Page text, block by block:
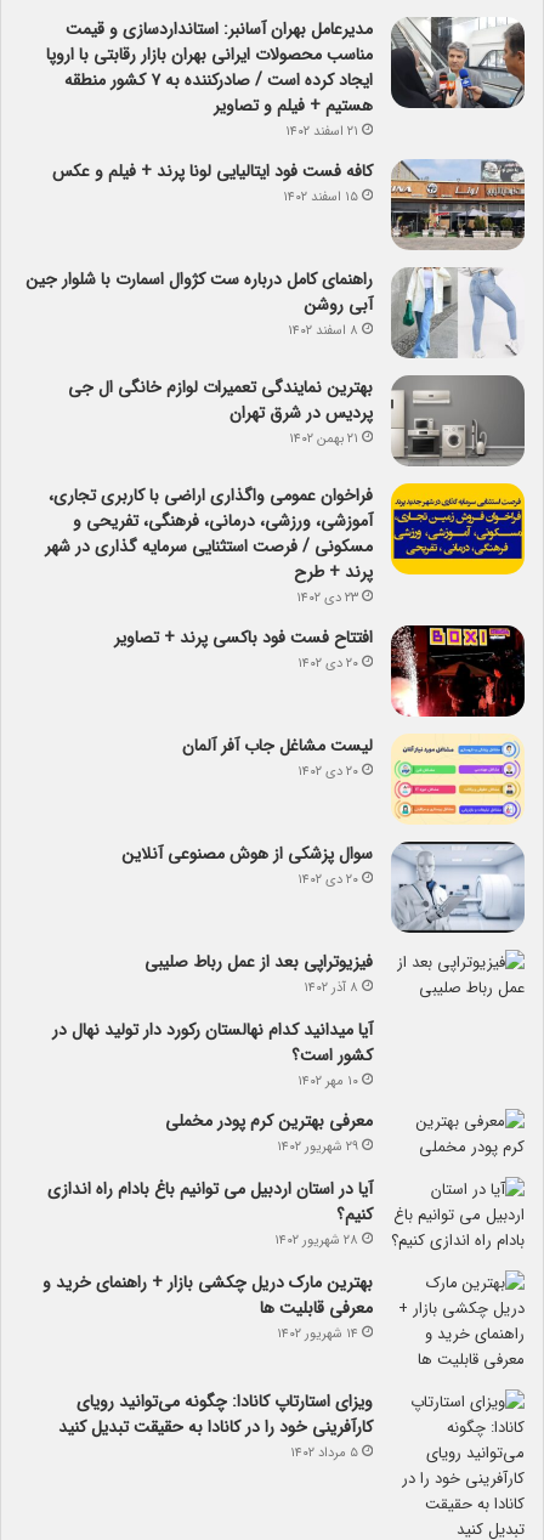
مدیرعامل بهران آسانبر: استانداردسازی و قیمت
مناسب محصولات ایرانی بهران بازار رقابتی با اروپا
ایجاد کرده است / صادرکننده به ۷ کشور منطقه
هستیم + فیلم و تصاویر
۲۱ اسفند ۱۴۰۲
کافه فست فود ایتالیایی لونا پرند + فیلم و عکس
۱۵ اسفند ۱۴۰۲
راهنمای کامل درباره ست کژوال اسمارت با شلوار جین
آبی روشن
۸ اسفند ۱۴۰۲
بهترین نمایندگی تعمیرات لوازم خانگی ال جی
پردیس در شرق تهران
۲۱ بهمن ۱۴۰۲
فراخوان عمومی واگذاری اراضی با کاربری تجاری،
آموزشی، ورزشی، درمانی، فرهنگی، تفریحی و
مسکونی / فرصت استثنایی سرمایه گذاری در شهر
پرند + طرح
۲۳ دی ۱۴۰۲
افتتاح فست فود باکسی پرند + تصاویر
۲۰ دی ۱۴۰۲
لیست مشاغل جاب آفر آلمان
۲۰ دی ۱۴۰۲
سوال پزشکی از هوش مصنوعی آنلاین
۲۰ دی ۱۴۰۲
فیزیوتراپی بعد از عمل رباط صلیبی
۸ آذر ۱۴۰۲
آیا می­دانید کدام نهالستان رکورد دار تولید نهال­ در
کشور است؟
۱۰ مهر ۱۴۰۲
معرفی بهترین کرم پودر مخملی
۲۹ شهریور ۱۴۰۲
آیا در استان اردبیل می توانیم باغ بادام راه اندازی
کنیم؟
۲۸ شهریور ۱۴۰۲
بهترین مارک دریل چکشی بازار + راهنمای خرید و
معرفی قابلیت ها
۱۴ شهریور ۱۴۰۲
ویزای استارتاپ کانادا: چگونه می‌توانید رویای
کارآفرینی خود را در کانادا به حقیقت تبدیل کنید
۵ مرداد ۱۴۰۲